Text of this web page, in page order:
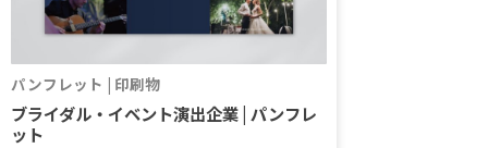
パンフレット | 印刷物
ブライダル・イベント演出企業 | パンフレ
ット